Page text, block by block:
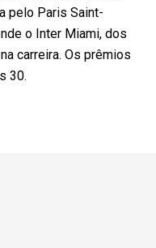
pelo Paris Saint-
o Inter Miami, dos
carreira. Os prêmios
30.